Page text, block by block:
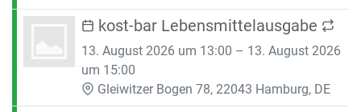
kost-bar Lebensmittelausgabe
13. August 2026 um 13:00 – 13. August 2026
um 15:00
Gleiwitzer Bogen 78, 22043 Hamburg, DE